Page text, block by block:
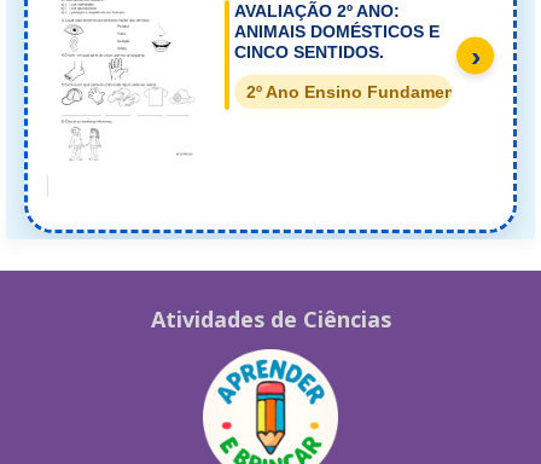
AVALIAÇÃO 2º ANO:
ANIMAIS DOMÉSTICOS E
CINCO SENTIDOS.
2º Ano Ensino Fundamental
›
Atividades de Ciências